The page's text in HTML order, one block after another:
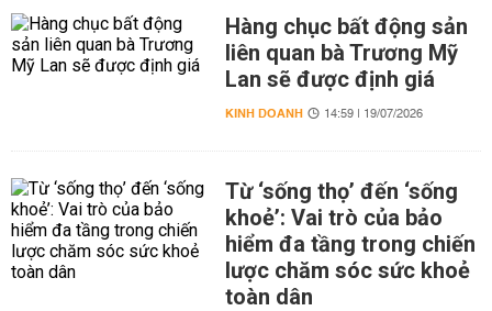
Hàng chục bất động sản
liên quan bà Trương Mỹ
Lan sẽ được định giá
KINH DOANH 14:59 | 19/07/2026
Từ ‘sống thọ’ đến ‘sống
khoẻ’: Vai trò của bảo
hiểm đa tầng trong chiến
lược chăm sóc sức khoẻ
toàn dân